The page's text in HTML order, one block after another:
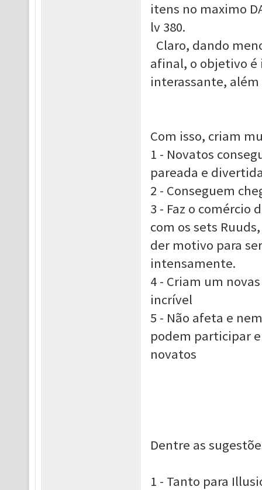
itens no maximo
lv 380.
Claro, dando
afinal, o objetivo é
interassante,
Com isso, criam
1 - Novatos
pareada e
2 - Conseguem
3 - Faz o
com os sets
der motivo para
intensamente.
4 - Criam um
incrível
5 - Não afeta e
podem participar
novatos
Dentre as
1 - Tanto para